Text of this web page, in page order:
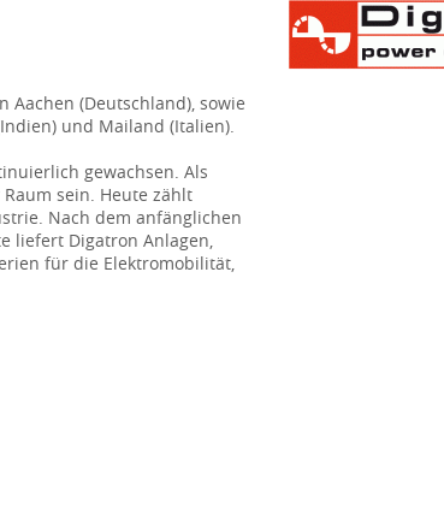
(Deutschland), sowie
und Mailand (Italien).
gewachsen. Als
sein. Heute zählt
Nach dem anfänglichen
liefert Digatron Anlagen,
für die Elektromobilität,